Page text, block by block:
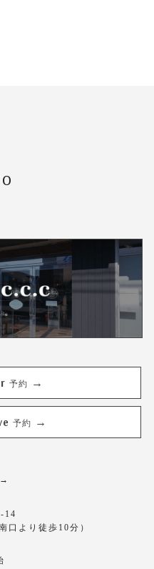
予約 →
予約 →
→
14
口より徒歩10分）